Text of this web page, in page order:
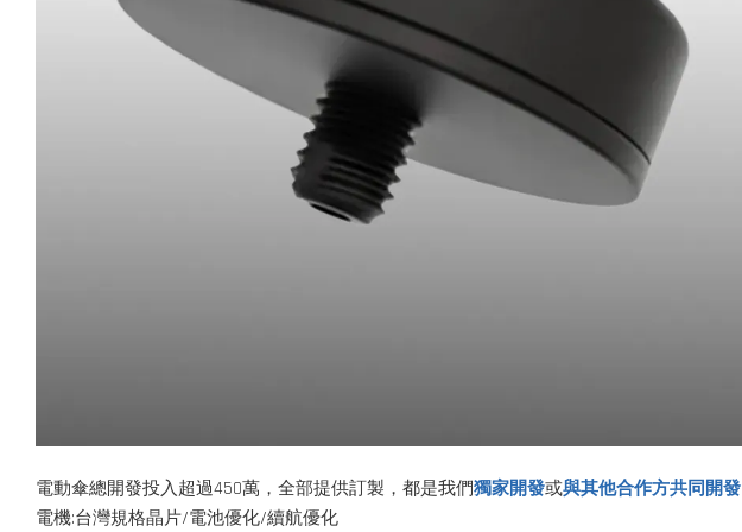
電動傘總開發投入超過450萬，全部提供訂製，都是我們獨家開發或與其他合作方共同開發
電機:台灣規格晶片/電池優化/續航優化